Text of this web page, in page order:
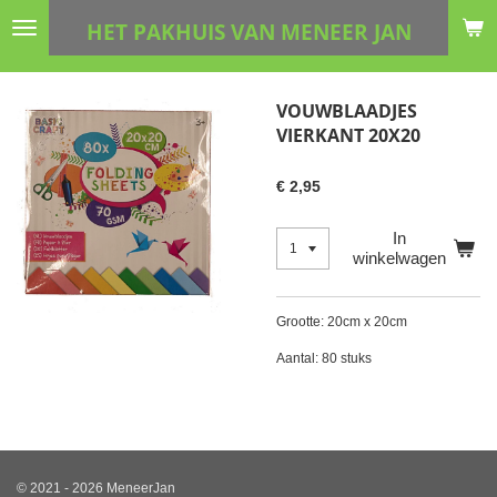
Ga
hoofdinhoud
HET PAKHUIS VAN MENEER JAN
VOUWBLAADJES
VIERKANT 20X20
€ 2,95
In
winkelwagen
Grootte: 20cm x 20cm
Aantal: 80 stuks
© 2021 - 2026 MeneerJan